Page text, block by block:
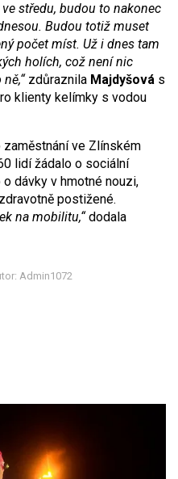
středu, budou to nakonec
Budou totiž muset
počet míst. Už i dnes tam
holích, což není nic
zdůraznila Majdyšová s
klienty kelímky s vodou
ve Zlínském
lidí žádalo o sociální
dávky v hmotné nouzi,
postižené.
na mobilitu,“dodala
Admin1072